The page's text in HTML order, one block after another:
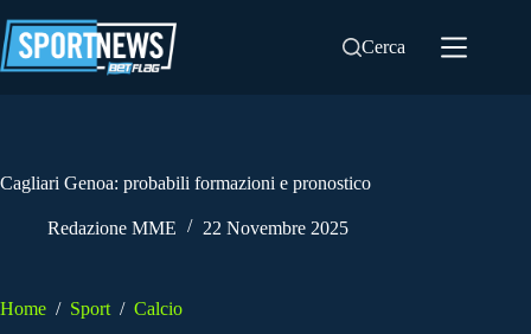
al
contenuto
Cerca
Cagliari Genoa: probabili formazioni e pronostico
Redazione MME 22 Novembre 2025
Home / Sport / Calcio